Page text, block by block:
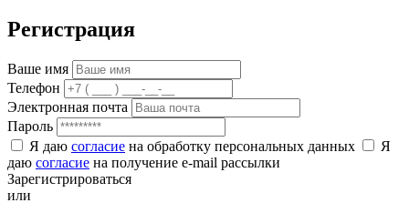
Регистрация
Ваше имя
Телефон
Электронная почта
Пароль
Я даю согласие на обработку персональных данных
Я
даю согласие на получение e-mail рассылки
Зарегистрироваться
или